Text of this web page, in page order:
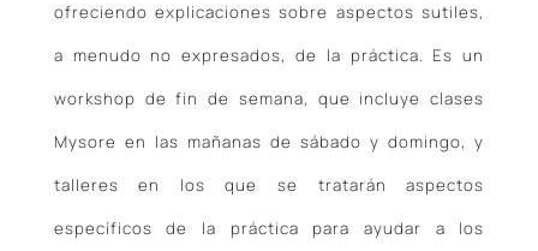
ofreciendo explicaciones sobre aspectos sutiles,
a menudo no expresados, de la práctica. Es un
workshop de fin de semana, que incluye clases
Mysore en las mañanas de sábado y domingo, y
talleres en los que se tratarán aspectos
específicos de la práctica para ayudar a los